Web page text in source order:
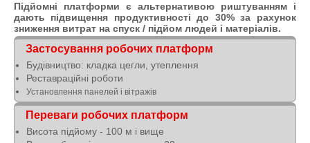
Підйомні платформи є альтернативою риштуванням і
дають підвищення продуктивності до 30% за рахунок
зниження витрат на спуск / підйом людей і матеріалів.
Застосування робочих платформ
Будівництво: кладка цегли, утеплення
Реставраційні роботи
Установлення панелей і вітражів
Переваги робочих платформ
Висота підйому - 100 м і вище